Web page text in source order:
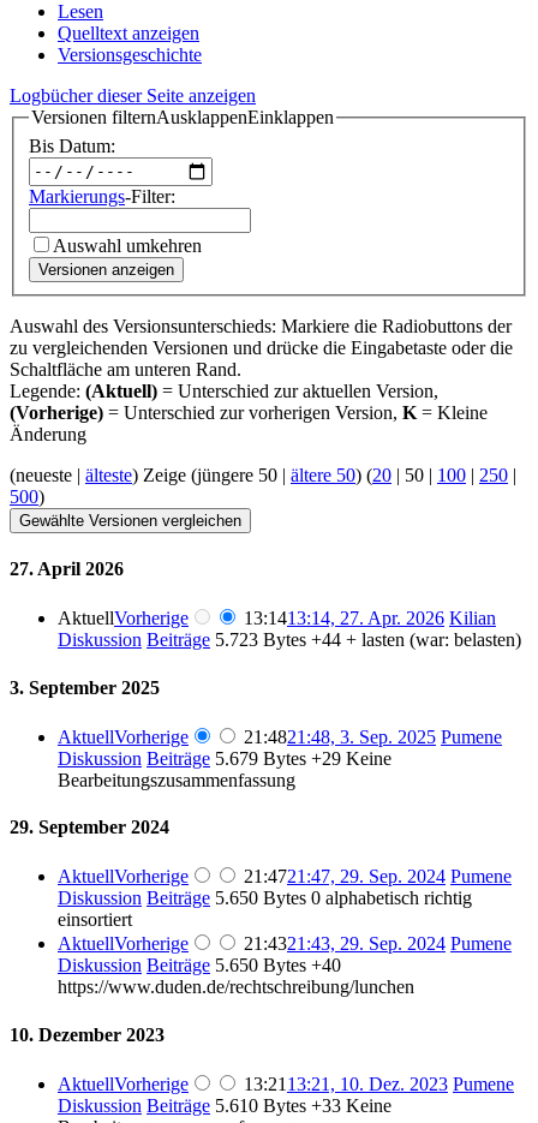
Lesen
Quelltext anzeigen
Versionsgeschichte
Logbücher dieser Seite anzeigen
Versionen filternAusklappenEinklappen
Bis Datum:
Markierungs-Filter:
Auswahl umkehren
Versionen anzeigen
Auswahl des Versionsunterschieds: Markiere die Radiobuttons der
zu vergleichenden Versionen und drücke die Eingabetaste oder die
Schaltfläche am unteren Rand.
Legende: (Aktuell) = Unterschied zur aktuellen Version,
(Vorherige) = Unterschied zur vorherigen Version, K = Kleine
Änderung
(neueste | älteste) Zeige (jüngere 50 | ältere 50) (20 | 50 | 100 | 250 |
500)
27. April 2026
AktuellVorherige 13:1413:14, 27. Apr. 2026 Kilian
Diskussion Beiträge 5.723 Bytes +44 + lasten (war: belasten)
3. September 2025
AktuellVorherige 21:4821:48, 3. Sep. 2025 Pumene
Diskussion Beiträge 5.679 Bytes +29 Keine
Bearbeitungszusammenfassung
29. September 2024
AktuellVorherige 21:4721:47, 29. Sep. 2024 Pumene
Diskussion Beiträge 5.650 Bytes 0 alphabetisch richtig
einsortiert
AktuellVorherige 21:4321:43, 29. Sep. 2024 Pumene
Diskussion Beiträge 5.650 Bytes +40
https://www.duden.de/rechtschreibung/lunchen
10. Dezember 2023
AktuellVorherige 13:21 13:21, 10. Dez. 2023 Pumene
Diskussion Beiträge 5.610 Bytes +33 Keine